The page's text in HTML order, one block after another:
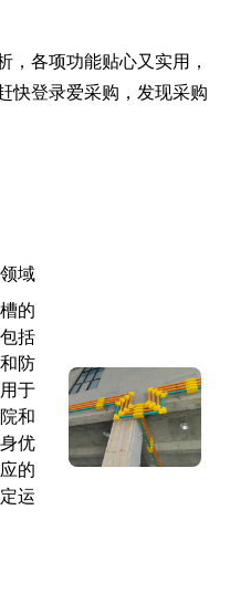
，各项功能贴心又实用，
快登录爱采购，发现采购
域
的
括
防
于
和
优
的
运